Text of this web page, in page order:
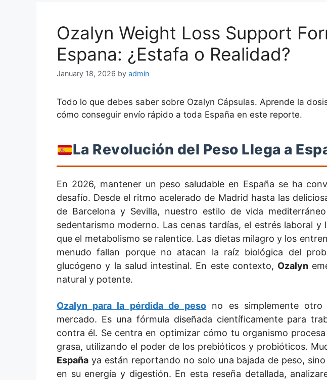
Ozalyn Weight Loss Support
Espana: ¿Estafa o Realidad?
January 18, 2026 by admin
Todo lo que debes saber sobre Ozalyn Cápsulas. Aprende la
cómo conseguir envío rápido a toda España en este reporte.
La Revolución del Peso Llega a
En 2026, mantener un peso saludable en España se ha
desafío. Desde el ritmo acelerado de Madrid hasta las
de Barcelona y Sevilla, nuestro estilo de vida
sedentarismo moderno. Las cenas tardías, el estrés laboral
que el metabolismo se ralentice. Las dietas milagro y los
menudo fallan porque no atacan la raíz biológica del
glucógeno y la salud intestinal. En este contexto, Ozalyn
natural y potente.
Ozalyn para la pérdida de peso no es simplemente otro
mercado. Es una fórmula diseñada científicamente para
contra él. Se centra en optimizar cómo tu organismo
grasa, utilizando el poder de los prebióticos y probióticos.
España ya están reportando no solo una bajada de peso,
en su energía y digestión. En esta reseña detallada,